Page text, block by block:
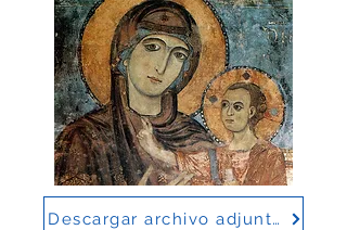
Descargar archivo adjunto (si lo